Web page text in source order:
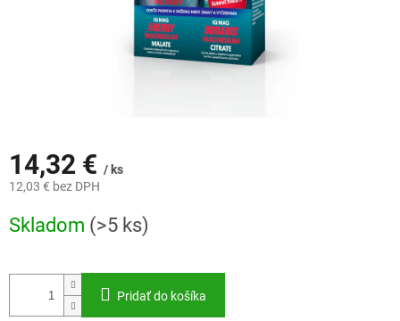
14,32 € / ks
12,03 € bez DPH
cena:
Skladom (>5 ks)
Pridať do košíka